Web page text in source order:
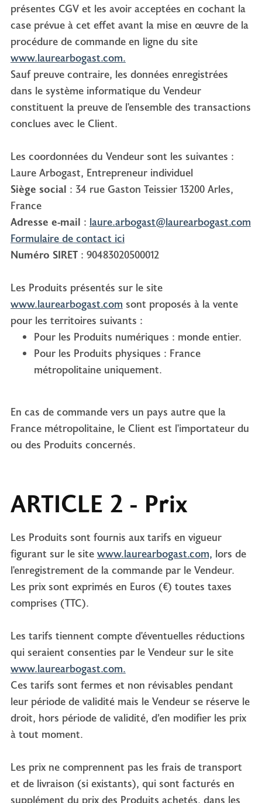
présentes CGV et les avoir acceptées en cochant la
case prévue à cet effet avant la mise en œuvre de la
procédure de commande en ligne du site
www.laurearbogast.com.
Sauf preuve contraire, les données enregistrées
dans le système informatique du Vendeur
constituent la preuve de l'ensemble des transactions
conclues avec le Client.
Les coordonnées du Vendeur sont les suivantes :
Laure Arbogast, Entrepreneur individuel
Siège social : 34 rue Gaston Teissier 13200 Arles,
France
Adresse e-mail : laure.arbogast@laurearbogast.com
Formulaire de contact ici
Numéro SIRET: 90483020500012
Les Produits présentés sur le site
www.laurearbogast.com sont proposés à la vente
pour les territoires suivants :
Pour les Produits numériques : monde entier.
Pour les Produits physiques : France
métropolitaine uniquement.
En cas de commande vers un pays autre que la
France métropolitaine, le Client est l'importateur du
ou des Produits concernés.
ARTICLE 2 - Prix
Les Produits sont fournis aux tarifs en vigueur
figurant sur le site www.laurearbogast.com, lors de
l'enregistrement de la commande par le Vendeur.
Les prix sont exprimés en Euros (€) toutes taxes
comprises (TTC).
Les tarifs tiennent compte d'éventuelles réductions
qui seraient consenties par le Vendeur sur le site
www.laurearbogast.com.
Ces tarifs sont fermes et non révisables pendant
leur période de validité mais le Vendeur se réserve le
droit, hors période de validité, d’en modifier les prix
à tout moment.
Les prix ne comprennent pas les frais de transport
et de livraison (si existants), qui sont facturés en
supplément du prix des Produits achetés, dans les